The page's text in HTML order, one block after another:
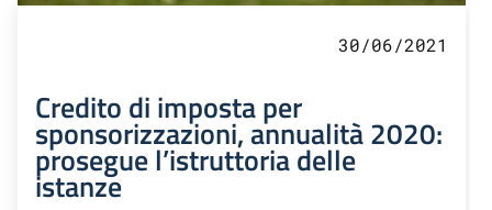
30/06/2021
Credito di imposta per
sponsorizzazioni, annualità 2020:
prosegue l’istruttoria delle
istanze